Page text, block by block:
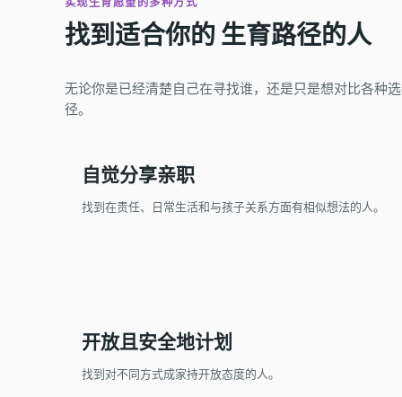
找到适合你的生育路径的人
无论你是已经清楚自己在寻找谁，还是只是想对比各种
径。共同育儿
自觉分享亲职
找到在责任、日常生活和与孩子关系方面有相似想法的人。
开放且安全地计划
找到对不同方式成家持开放态度的人。